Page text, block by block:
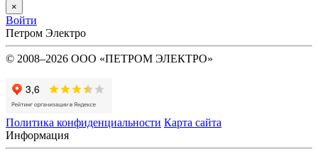
×
Войти
Петром Электро
© 2008–2026 ООО «ПЕТРОМ ЭЛЕКТРО»
Политика конфиденциальности Карта сайта
Информация